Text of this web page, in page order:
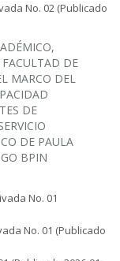
No. 02 (Publicado
DE
MARCO DEL
DE
DE PAULA
BPIN
No. 01
No. 01 (Publicado